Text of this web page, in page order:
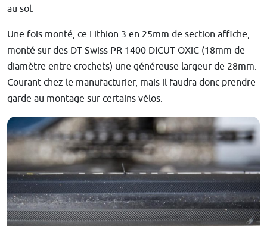
au sol.
Une fois monté, ce Lithion 3 en 25mm de section affiche,
monté sur des DT Swiss PR 1400 DICUT OXiC (18mm de
diamètre entre crochets) une généreuse largeur de 28mm.
Courant chez le manufacturier, mais il faudra donc prendre
garde au montage sur certains vélos.